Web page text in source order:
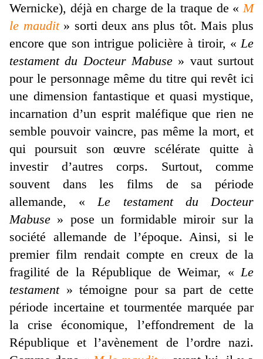
Wernicke), déjà en charge de la traque de «M
le maudit» sorti deux ans plus tôt. Mais plus
encore que son intrigue policière à tiroir, «Le
testament du Docteur Mabuse » vaut surtout
pour le personnage même du titre qui revêt ici
une dimension fantastique et quasi mystique,
incarnation d’un esprit maléfique que rien ne
semble pouvoir vaincre, pas même la mort, et
qui poursuit son œuvre scélérate quitte à
investir d’autres corps. Surtout, comme
souvent dans les films de sa période
allemande, «Le testament du Docteur
Mabuse » pose un formidable miroir sur la
société allemande de l’époque. Ainsi, si le
premier film rendait compte en creux de la
fragilité de la République de Weimar, «Le
testament» témoigne pour sa part de cette
période incertaine et tourmentée marquée par
la crise économique, l’effondrement de la
République et l’avènement de l’ordre nazi.